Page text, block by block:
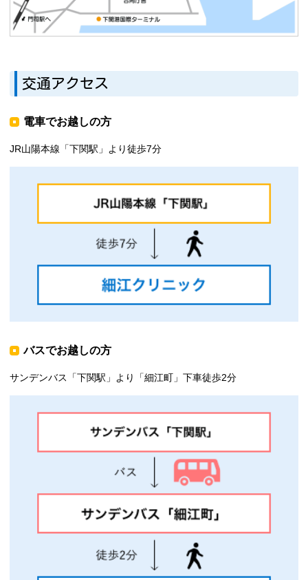
交通アクセス
電車でお越しの方
JR山陽本線「下関駅」より徒歩7分
バスでお越しの方
サンデンバス「下関駅」より「細江町」下車徒歩2分